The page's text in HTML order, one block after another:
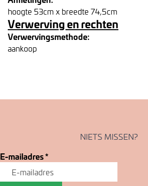
hoogte 53cm x breedte 74,5cm
Verwerving en rechten
Verwervingsmethode:
aankoop
NIETS MISSEN?
E-mailadres*